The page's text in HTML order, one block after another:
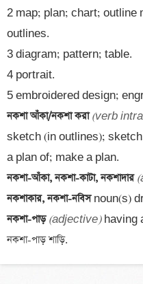
2 map; plan; chart; outline
outlines.
3 diagram; pattern; table.
4 portrait.
নকশা আঁকা/নকশা করা (verb
sketch (in outlines);
নকশা-আঁকা, নকশা-কাটা, নকশাদার
নকশাকার, নকশা-নবিস
নকশা-পাড় (adjective) having
নকশা-পাড় শাড়ি.